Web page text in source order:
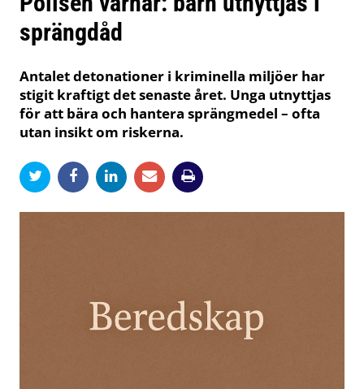
sprängdåd
Antalet detonationer i kriminella miljöer har
stigit kraftigt det senaste året. Unga utnyttjas
för att bära och hantera sprängmedel – ofta
utan insikt om riskerna.